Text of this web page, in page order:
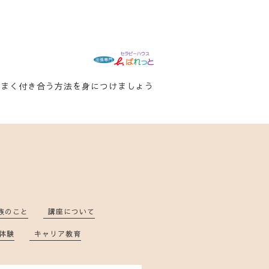
く付き合う方法を身につけましょう
のこと 講座について
験 キャリア教育